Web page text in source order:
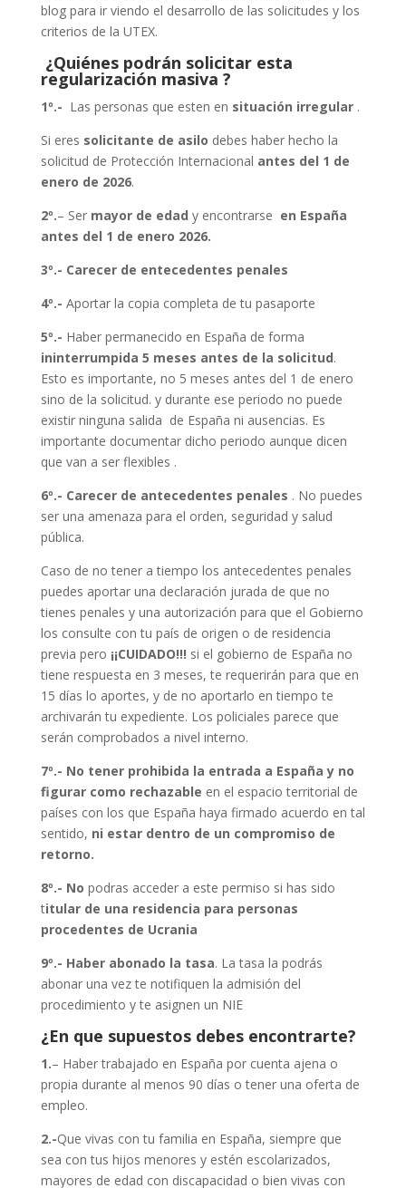
blog para ir viendo el desarrollo de las solicitudes y los
criterios de la UTEX.
¿Quiénes podrán solicitar esta
regularización masiva ?
1º.- Las personas que esten en situación irregular.
Si eres solicitante de asilo debes haber hecho la
solicitud de Protección Internacional antes del 1 de
enero de 2026.
2º.– Ser mayor de edad y encontrarse en España
antes del 1 de enero 2026.
3º.- Carecer de entecedentes penales
4º.- Aportar la copia completa de tu pasaporte
5º.- Haber permanecido en España de forma
ininterrumpida 5 meses antes de la solicitud.
Esto es importante, no 5 meses antes del 1 de enero
sino de la solicitud. y durante ese periodo no puede
existir ninguna salida de España ni ausencias. Es
importante documentar dicho periodo aunque dicen
que van a ser flexibles .
6º.- Carecer de antecedentes penales . No puedes
ser una amenaza para el orden, seguridad y salud
pública.
Caso de no tener a tiempo los antecedentes penales
puedes aportar una declaración jurada de que no
tienes penales y una autorización para que el Gobierno
los consulte con tu país de origen o de residencia
previa pero ¡¡CUIDADO!!! si el gobierno de España no
tiene respuesta en 3 meses, te requerirán para que en
15 días lo aportes, y de no aportarlo en tiempo te
archivarán tu expediente. Los policiales parece que
serán comprobados a nivel interno.
7º.- No tener prohibida la entrada a España y no
figurar como rechazable en el espacio territorial de
países con los que España haya firmado acuerdo en tal
sentido, ni estar dentro de un compromiso de
retorno.
8º.- No podras acceder a este permiso si has sido
titular de una residencia para personas
procedentes de Ucrania
9º.- Haber abonado la tasa. La tasa la podrás
abonar una vez te notifiquen la admisión del
procedimiento y te asignen un NIE
¿En que supuestos debes encontrarte?
1.– Haber trabajado en España por cuenta ajena o
propia durante al menos 90 días o tener una oferta de
empleo.
2.-Que vivas con tu familia en España, siempre que
sea con tus hijos menores y estén escolarizados,
mayores de edad con discapacidad o bien vivas con